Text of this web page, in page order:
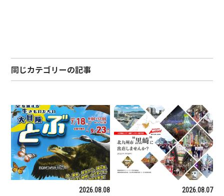
同じカテゴリーの記事
2026.08.08 2026.08.07